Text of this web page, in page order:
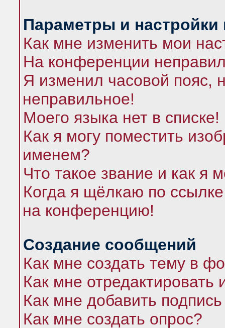
Параметры и настройки
Как мне изменить мои
На конференции
Я изменил часовой пояс,
неправильное!
Моего языка нет в списке!
Как я могу поместить
именем?
Что такое звание и как я
Когда я щёлкаю по
на конференцию!
Создание сообщений
Как мне создать тему в
Как мне
Как мне добавить
Как мне создать опрос?